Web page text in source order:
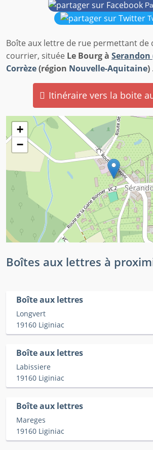
Boîte aux lettre de rue permettant de
courrier, située Le Bourg à Serandon
Corrèze(région Nouvelle-Aquitaine) .
Itinéraire vers la boite
+
−
Boîtes aux lettres à
Boîte aux lettres
Longvert
19160 Liginiac
Boîte aux lettres
Labissiere
19160 Liginiac
Boîte aux lettres
Mareges
19160 Liginiac